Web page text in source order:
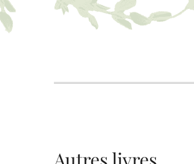
Skip
to
content
Autres livres